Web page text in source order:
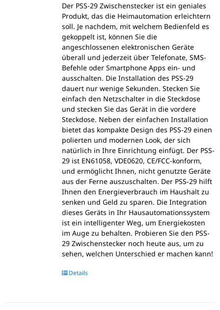
Der PSS-29 Zwischenstecker ist ein geniales
Produkt, das die Heimautomation erleichtern
soll. Je nachdem, mit welchem Bedienfeld es
gekoppelt ist, können Sie die
angeschlossenen elektronischen Geräte
überall und jederzeit über Telefonate, SMS-
Befehle oder Smartphone Apps ein- und
ausschalten. Die Installation des PSS-29
dauert nur wenige Sekunden. Stecken Sie
einfach den Netzschalter in die Steckdose
und stecken Sie das Gerät in die vordere
Steckdose. Neben der einfachen Installation
bietet das kompakte Design des PSS-29 einen
polierten und modernen Look, der sich
natürlich in Ihre Einrichtung einfügt. Der PSS-
29 ist EN61058, VDE0620, CE/FCC-konform,
und ermöglicht Ihnen, nicht genutzte Geräte
aus der Ferne auszuschalten. Der PSS-29 hilft
Ihnen den Energieverbrauch im Haushalt zu
senken und Geld zu sparen. Die Integration
dieses Geräts in Ihr Hausautomationssystem
ist ein intelligenter Weg, um Energiekosten
im Auge zu behalten. Probieren Sie den PSS-
29 Zwischenstecker noch heute aus, um zu
sehen, welchen Unterschied er machen kann!
Details